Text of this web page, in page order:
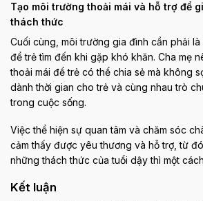
Tạo môi trường thoải mái và hỗ trợ để
thách thức
Cuối cùng, môi trường gia đình cần phải
để trẻ tìm đến khi gặp khó khăn. Cha mẹ
thoải mái để trẻ có thể chia sẻ mà không
dành thời gian cho trẻ và cùng nhau trò
trong cuộc sống.
Việc thể hiện sự quan tâm và chăm sóc
cảm thấy được yêu thương và hỗ trợ, từ
những thách thức của tuổi dậy thì một
Kết luận